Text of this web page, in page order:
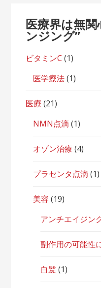
医療界は無
ンジング”
ビタミンC (1)
医学療法(1)
医療 (21)
NMN点滴(1)
オゾン治療 (4)
プラセンタ点滴(1)
美容 (19)
アンチエイジン
副作用の可能性
白髪(1)